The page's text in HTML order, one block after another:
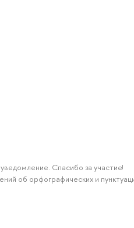
Спасибо за участие!
об орфографических и